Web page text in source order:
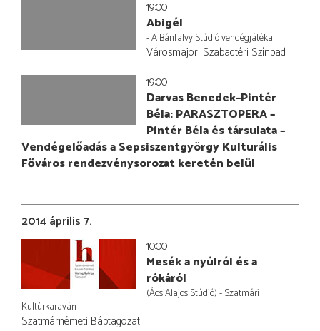
19:00
Abigél
- A Bánfalvy Stúdió vendégjátéka
Városmajori Szabadtéri Színpad
19:00
Darvas Benedek–Pintér
Béla: PARASZTOPERA –
Pintér Béla és társulata –
Vendégelőadás a Sepsiszentgyörgy Kulturális
Főváros rendezvénysorozat keretén belül
2014 április 7.
10:00
Mesék a nyúlról és a
rókáról
(Ács Alajos Stúdió) - Szatmári
Kultúrkaraván
Szatmárnémeti Bábtagozat